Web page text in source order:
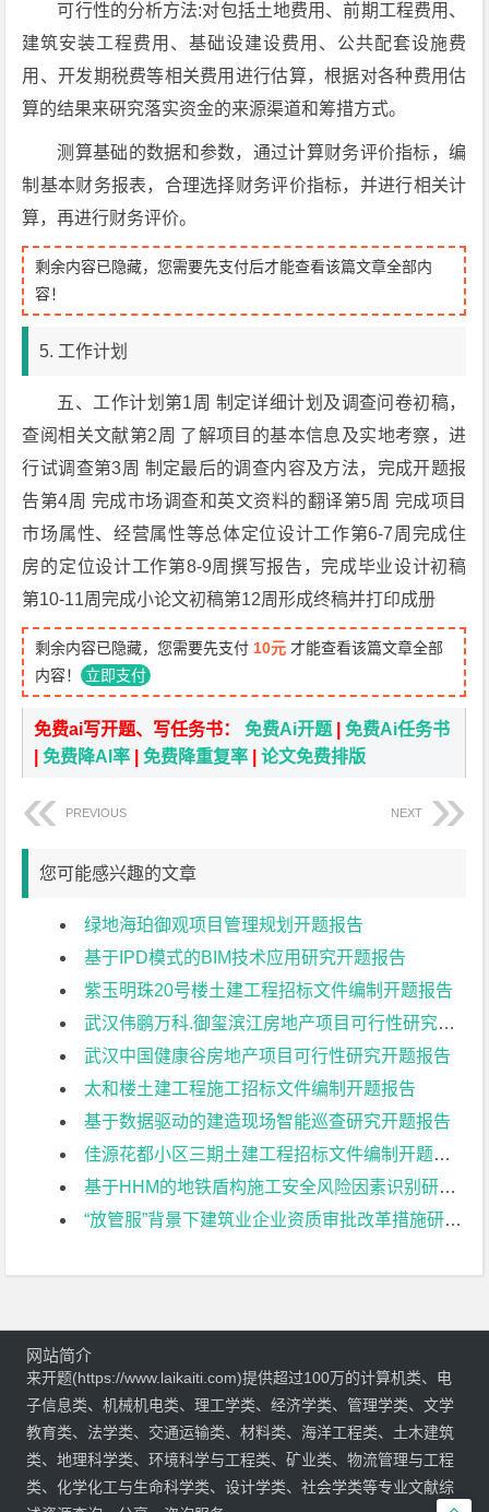
可行性的分析方法:对包括土地费用、前期工程费用、
建筑安装工程费用、基础设建设费用、公共配套设施费
用、开发期税费等相关费用进行估算，根据对各种费用估
算的结果来硏究落实资金的来源渠道和筹措方式。
测算基础的数据和参数，通过计算财务评价指标，编
制基本财务报表，合理选择财务评价指标，并进行相关计
算，再进行财务评价。
剩余内容已隐藏，您需要先支付后才能查看该篇文章全部内
容！
5. 工作计划
五、工作计划第1周 制定详细计划及调查问卷初稿，
查阅相关文献第2周 了解项目的基本信息及实地考察，进
行试调查第3周 制定最后的调查内容及方法，完成开题报
告第4周 完成市场调查和英文资料的翻译第5周 完成项目
市场属性、经营属性等总体定位设计工作第6-7周完成住
房的定位设计工作第8-9周撰写报告，完成毕业设计初稿
第10-11周完成小论文初稿第12周形成终稿并打印成册
剩余内容已隐藏，您需要先支付 10元 才能查看该篇文章全部
内容！ 立即支付
免费ai写开题、写任务书：免费Ai开题 |免费Ai任务书
|免费降AI率 |免费降重复率 |论文免费排版
PREVIOUS NEXT
您可能感兴趣的文章
绿地海珀御观项目管理规划开题报告
基于IPD模式的BIM技术应用研究开题报告
紫玉明珠20号楼土建工程招标文件编制开题报告
武汉伟鹏万科.御玺滨江房地产项目可行性研究开题报告
武汉中国健康谷房地产项目可行性研究开题报告
太和楼土建工程施工招标文件编制开题报告
基于数据驱动的建造现场智能巡查研究开题报告
佳源花都小区三期土建工程招标文件编制开题报告
基于HHM的地铁盾构施工安全风险因素识别研究开题报告
“放管服”背景下建筑业企业资质审批改革措施研究开题报告
网站简介
来开题(https://www.laikaiti.com)提供超过100万的计算机类、电
子信息类、机械机电类、理工学类、经济学类、管理学类、文学
教育类、法学类、交通运输类、材料类、海洋工程类、土木建筑
类、地理科学类、环境科学与工程类、矿业类、物流管理与工程
类、化学化工与生命科学类、设计学类、社会学类等专业文献综